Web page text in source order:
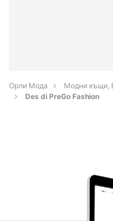
Орли Мода
Модни къщи,
Des di PreGo Fashion